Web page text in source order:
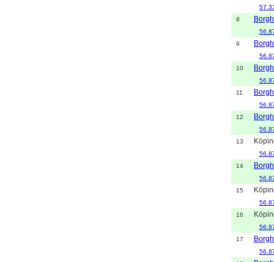
8
9
10
11
12
13
14
15
16
17